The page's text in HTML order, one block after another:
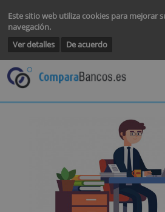
Este sitio web utiliza cookies para
navegación.
Ver detalles De acuerdo